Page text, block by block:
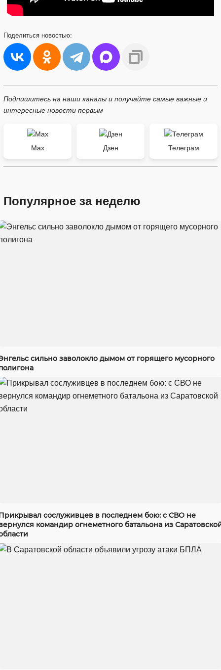
Поделиться новостью:
Подпишитесь на наши каналы и получайте самые важные и
интересные новости первым
Max Дзен Телеграм
Популярное за неделю
сильно заволокло дымом от горящего мусорного
сослуживцев в последнем бою: с СВО не
командир огнеметного батальона из